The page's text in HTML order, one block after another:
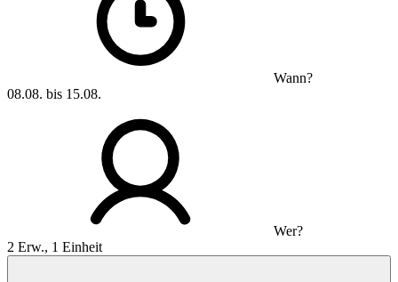
Wann?
08.08. bis 15.08.
Wer?
2 Erw., 1 Einheit